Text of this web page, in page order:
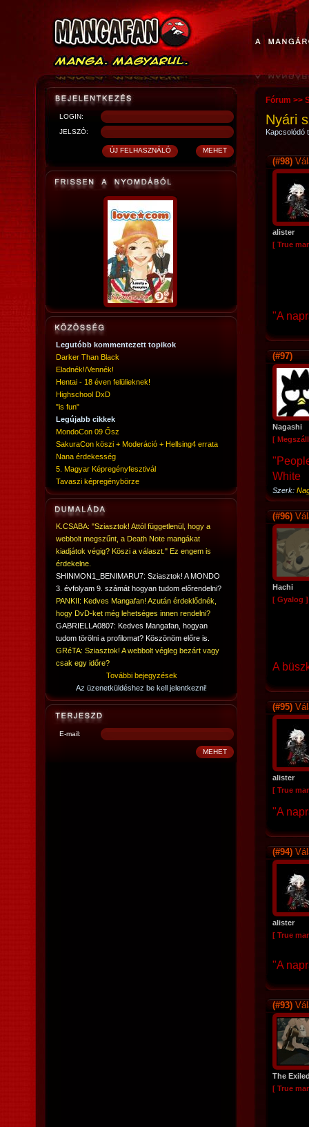
LOGIN:
JELSZÓ:
Legutóbb kommentezett topikok
Darker Than Black
Eladnék!/Vennék!
Hentai - 18 éven felülieknek!
Highschool DxD
"is fun"
Legújabb cikkek
MondoCon 09 Ősz
SakuraCon köszi + Moderáció + Hellsing4 errata
Nana érdekesség
5. Magyar Képregényfesztivál
Tavaszi képregénybörze
K.CSABA: "Sziasztok! Attól függetlenül, hogy a
webbolt megszűnt, a Death Note mangákat
kiadjátok végig? Köszi a választ." Ez engem is
érdekelne.
SHINMON1_BENIMARU7: Sziasztok! A MONDO
3. évfolyam 9. számát hogyan tudom előrendelni?
PANKII: Kedves Mangafan! Azután érdeklődnék,
hogy DvD-ket még lehetséges innen rendelni?
GABRIELLA0807: Kedves Mangafan, hogyan
tudom törölni a profilomat? Köszönöm előre is.
GRéTA: Sziasztok! A webbolt végleg bezárt vagy
csak egy időre?
További bejegyzések
Az üzenetküldéshez be kell jelentkezni!
E-mail:
Fórum >>
Nyári
Kapcsolódó
(#98)
alister
[ True
"A
(#97)
Nagashi
[
White
Szerk:
(#96)
Hachi
[ Gyalog ]
A
(#95)
alister
[ True
"A
(#94)
alister
[ True
"A
(#93)
The
[ True